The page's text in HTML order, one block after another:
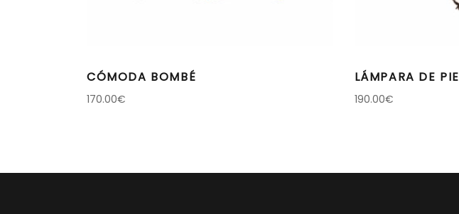
CÓMODA BOMBÉ
170.00€
LÁMPARA DE PIE
190.00€